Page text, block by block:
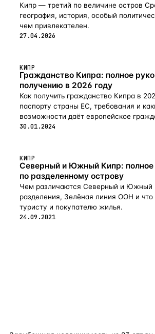
Кипр — третий по величине остров
география, история, особый
чем привлекателен.
27.04.2026
КИПР
Гражданство Кипра: полное
получению в 2026 году
Как получить гражданство Кипра в
паспорту страны ЕС, требования и
возможности даёт европейское
30.01.2024
КИПР
Северный и Южный Кипр: полное
по разделенному острову
Чем различаются Северный и Южный
разделения, Зелёная линия ООН и что
туристу и покупателю жилья.
24.09.2021